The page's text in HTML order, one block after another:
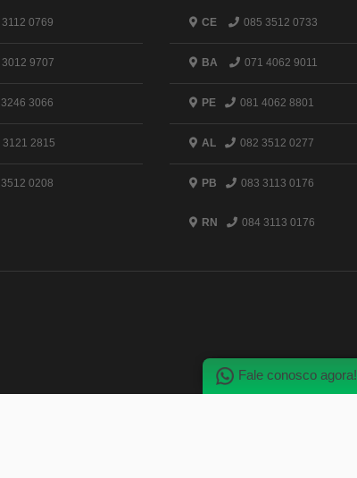
Fale conosco agora!
0769
9707
3066
3121 2815
0208
CE 085 3512 0733
BA 071 4062 9011
PE 081 4062 8801
AL 082 3512 0277
PB 083 3113 0176
RN 084 3113 0176